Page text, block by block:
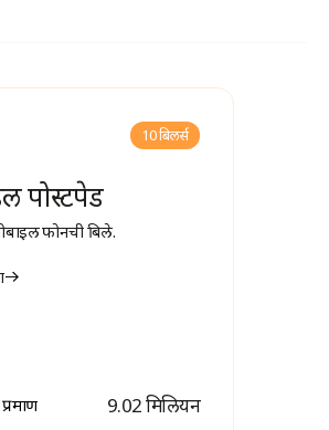
10 बिलर्स
पोस्टपेड
फोनची बिले.
9.02 मिलियन